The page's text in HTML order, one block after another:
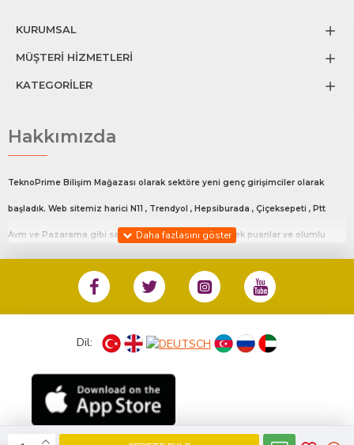
KURUMSAL
MÜŞTERİ HİZMETLERİ
KATEGORİLER
Hakkımızda
TeknoPrime Bilişim Mağazası olarak sektöre yeni genç girişimciler olarak
başladık. Web sitemiz harici N11 , Trendyol , Hepsiburada , Çiçeksepeti , Ptt
Avm ve Pazarama gibi satış platfromlarında en yüksek puanlar ve olumlu
değerlendirmeler ile satış yapmaktayız.Bu platfrom da ki mağaza linklerimiz
sitemizin en alt kısmında Diğer Satış Kanalları adlı bölümde mevcuttur.
%100 Müşteri Memnuniyeti ile siz değerli müşterilerimize en iyi hizmeti
vermekteyiz. Bunun haricinde günün her anı bizlerle iletişime geçebilirsiniz.
0533 133 45 57 no’ lu numaradan ister whatsapp aracılığı ile ister telefon ile
Dil: